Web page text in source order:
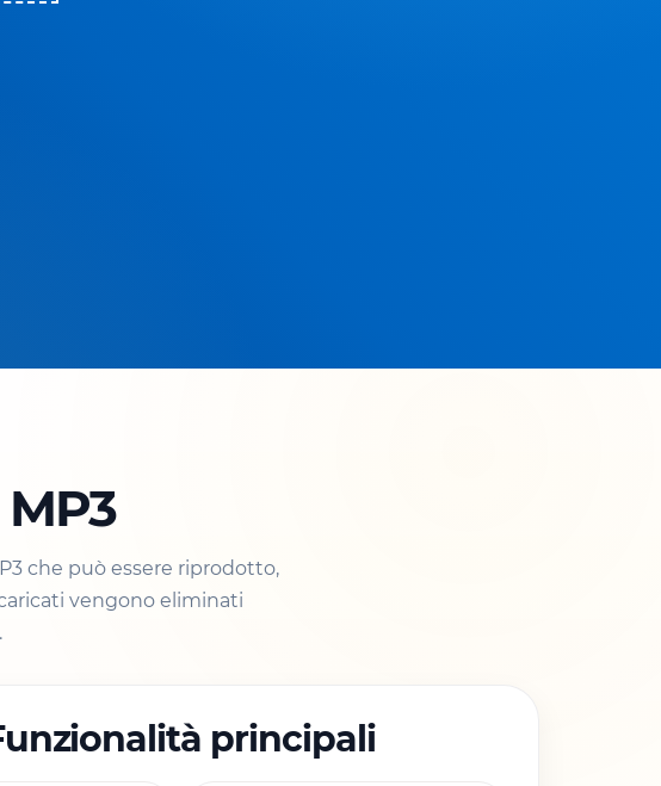
che può essere riprodotto,
vengono eliminati
principali